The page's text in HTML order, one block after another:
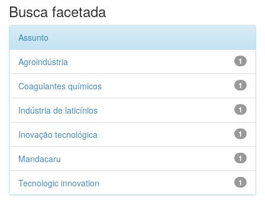
Busca facetada
Assunto
1
Agroindústria
1
Coagulantes químicos
1
Indústria de laticínios
1
Inovação tecnológica
1
Mandacaru
1
Tecnologic innovation